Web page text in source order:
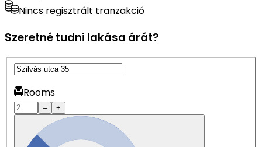
Nincs regisztrált tranzakció
Szeretné tudni lakása árát?
Rooms
– +